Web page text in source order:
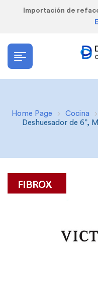
Importación de
Home Page Cocina
Deshuesador de 6”,